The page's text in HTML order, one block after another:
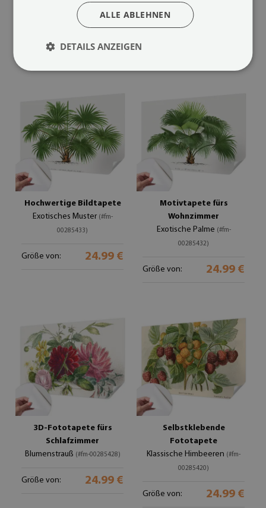
Exotische Landschaft
00285441)
Größe von: 24.99 €
Glänzende Palme
00285434)
Hochwertige Bildtapete
Exotisches Muster (#fm-
00285433)
Größe von: 24.99 €
Motivtapete fürs
Wohnzimmer
Exotische Palme (#fm-
00285432)
Größe von: 24.99 €
3D-Fototapete fürs
Schlafzimmer
Blumenstrauß (#fm-00285428)
Größe von: 24.99 €
Selbstklebende
Fototapete
Klassische Himbeeren (#fm-
00285420)
Größe von: 24.99 €
ALLE ABLEHNEN
DETAILS ANZEIGEN